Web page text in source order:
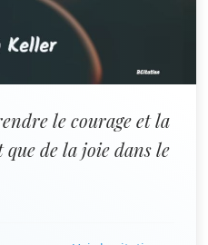
le courage et la
de la joie dans le